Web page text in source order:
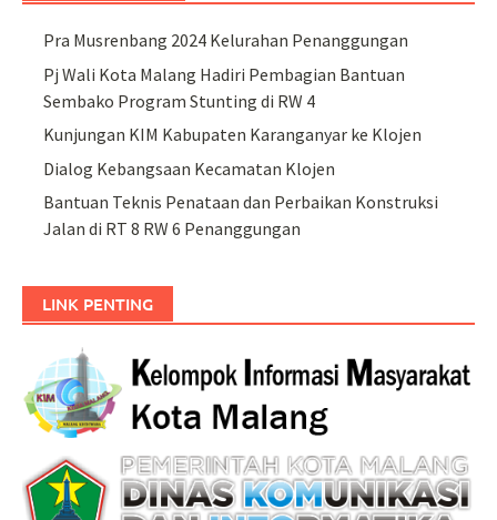
Pra Musrenbang 2024 Kelurahan Penanggungan
Pj Wali Kota Malang Hadiri Pembagian Bantuan
Sembako Program Stunting di RW 4
Kunjungan KIM Kabupaten Karanganyar ke Klojen
Dialog Kebangsaan Kecamatan Klojen
Bantuan Teknis Penataan dan Perbaikan Konstruksi
Jalan di RT 8 RW 6 Penanggungan
LINK PENTING